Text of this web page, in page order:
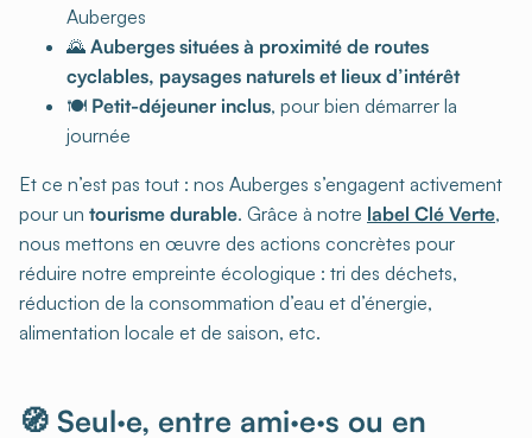
Auberges
🌄 Auberges situées à proximité de routes
cyclables, paysages naturels et lieux d’intérêt
🍽️ Petit-déjeuner inclus, pour bien démarrer la
journée
Et ce n’est pas tout : nos Auberges s’engagent activement
pour un tourisme durable. Grâce à notre label Clé Verte,
nous mettons en œuvre des actions concrètes pour
réduire notre empreinte écologique : tri des déchets,
réduction de la consommation d’eau et d’énergie,
alimentation locale et de saison, etc.
🧭 Seul·e, entre ami·e·s ou en